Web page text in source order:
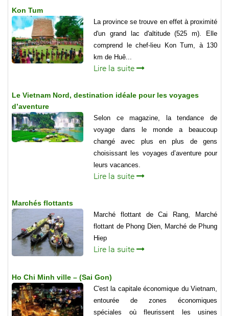
Kon Tum
La province se trouve en effet à proximité
d'un grand lac d'altitude (525 m). Elle
comprend le chef-lieu Kon Tum, à 130
km de Huê...
Lire la suite
Le Vietnam Nord, destination idéale pour les voyages
d’aventure
Selon ce magazine, la tendance de
voyage dans le monde a beaucoup
changé avec plus en plus de gens
choisissant les voyages d’aventure pour
leurs vacances.
Lire la suite
Marchés flottants
Marché flottant de Cai Rang, Marché
flottant de Phong Dien, Marché de Phung
Hiep
Lire la suite
Ho Chi Minh ville – (Sai Gon)
C'est la capitale économique du Vietnam,
entourée de zones économiques
spéciales où fleurissent les usines